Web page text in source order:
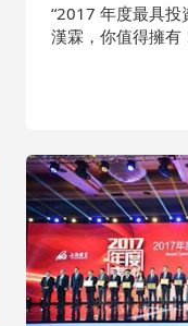
“2017 年度最具
漢霖，你值得擁有